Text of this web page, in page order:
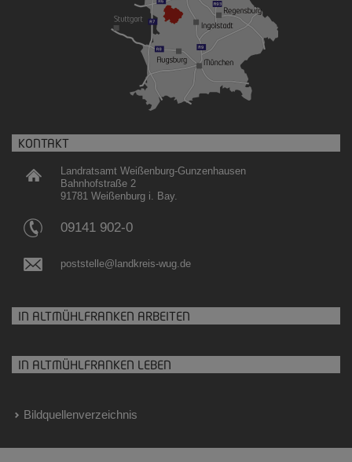
KONTAKT
Landratsamt Weißenburg-Gunzenhausen
Bahnhofstraße 2
91781 Weißenburg i. Bay.
09141 902-0
poststelle@landkreis-wug.de
IN ALTMÜHLFRANKEN ARBEITEN
IN ALTMÜHLFRANKEN LEBEN
Bildquellenverzeichnis